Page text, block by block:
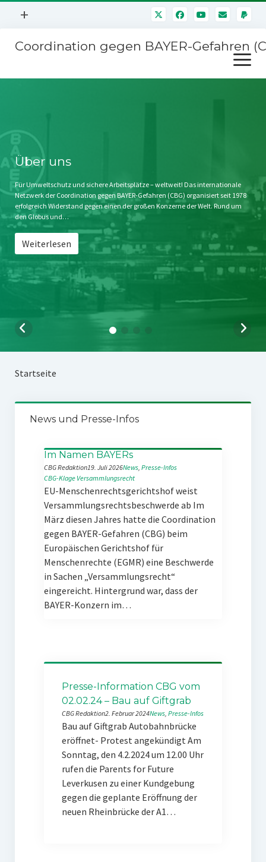
Menü
+
Mitmachen
Kontakt
Impressum
Störfälle
Coordination gegen BAYER-Gefahren
Menü
öffnen
Stichwort BAYER
Jahrestagung
SPENDEN
Über uns
Für Umweltschutz und sichere Arbeitsplätze – weltweit! Das internationale
Netzwerk der Coordination gegen BAYER-Gefahren (CBG) organisiert seit 1978
erfolgreich Widerstand gegen einen der großen Konzerne der Welt. Rund um
den Globus und…
Weiterlesen
Startseite
News und Presse-Infos
Im Namen BAYERs
CBG Redaktion19. Juli 2026News, Presse-Infos
CBG-Klage Versammlungsrecht
EU-Menschenrechtsgerichtshof weist
Versammlungsrechtsbeschwerde ab Im
März diesen Jahres hatte die Coordination
gegen BAYER-Gefahren (CBG) beim
Europäischen Gerichtshof für
Menschenrechte (EGMR) eine Beschwerde
in Sachen „Versammlungsrecht“
eingereicht. Hintergrund war, dass der
BAYER-Konzern im…
Presse-Information CBG vom
02.02.24 – Bau auf Giftgrab
CBG Redaktion2. Februar 2024News, Presse-Infos
Bau auf Giftgrab Autobahnbrücke
eröffnet- Protest angekündigt Am
Sonntag, den 4.2.2024 um 12.00 Uhr
rufen die Parents for Future
Leverkusen zu einer Kundgebung
gegen die geplante Eröffnung der
neuen Rheinbrücke der A1…